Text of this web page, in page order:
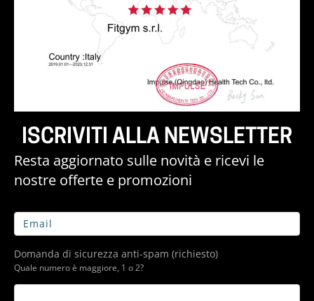
ISCRIVITI ALLA NEWSLETTER
Resta aggiornato sulle novità e ricevi le
nostre offerte e promozioni
Domanda di sicurezza anti-spam (richiesto)
Quale numero è maggiore, 1 o 2?